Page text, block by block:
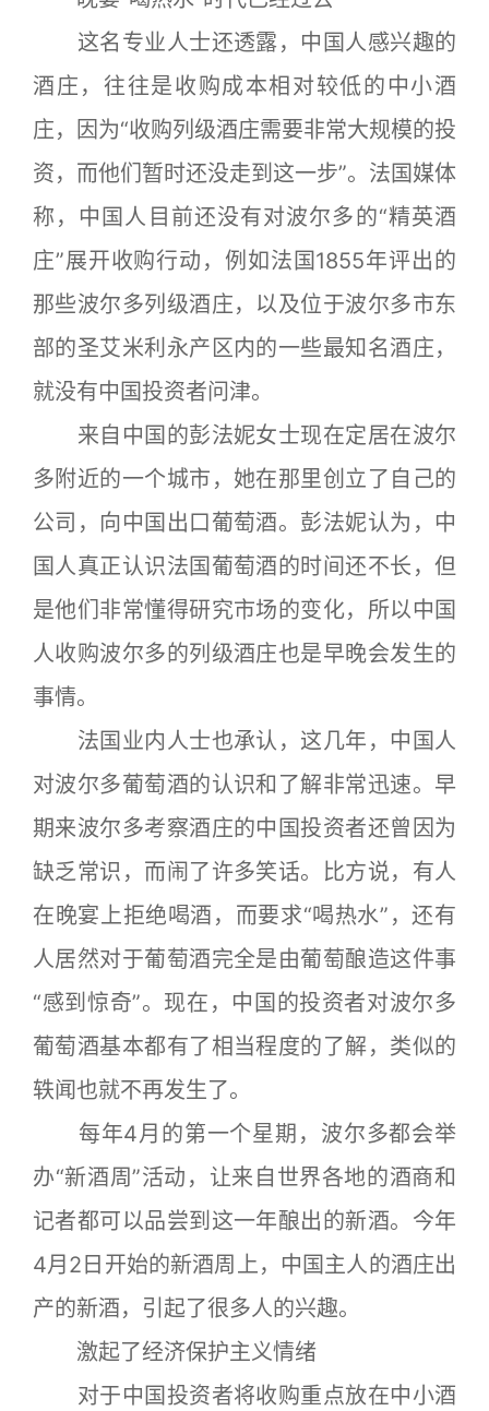
这名专业人士还透露，中国人感兴趣的
酒庄，往往是收购成本相对较低的中小酒
庄，因为“收购列级酒庄需要非常大规模的投
资，而他们暂时还没走到这一步”。法国媒体
称，中国人目前还没有对波尔多的“精英酒
庄”展开收购行动，例如法国1855年评出的
那些波尔多列级酒庄，以及位于波尔多市东
部的圣艾米利永产区内的一些最知名酒庄，
就没有中国投资者问津。
来自中国的彭法妮女士现在定居在波尔
多附近的一个城市，她在那里创立了自己的
公司，向中国出口葡萄酒。彭法妮认为，中
国人真正认识法国葡萄酒的时间还不长，但
是他们非常懂得研究市场的变化，所以中国
人收购波尔多的列级酒庄也是早晚会发生的
事情。
法国业内人士也承认，这几年，中国人
对波尔多葡萄酒的认识和了解非常迅速。早
期来波尔多考察酒庄的中国投资者还曾因为
缺乏常识，而闹了许多笑话。比方说，有人
在晚宴上拒绝喝酒，而要求“喝热水”，还有
人居然对于葡萄酒完全是由葡萄酿造这件事
“感到惊奇”。现在，中国的投资者对波尔多
葡萄酒基本都有了相当程度的了解，类似的
轶闻也就不再发生了。
每年4月的第一个星期，波尔多都会举
办“新酒周”活动，让来自世界各地的酒商和
记者都可以品尝到这一年酿出的新酒。今年
4月2日开始的新酒周上，中国主人的酒庄出
产的新酒，引起了很多人的兴趣。
激起了经济保护主义情绪
对于中国投资者将收购重点放在中小酒